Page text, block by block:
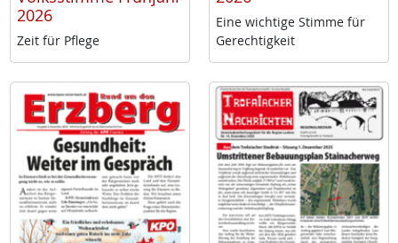
2026
Zeit für Pf­le­ge
Ei­ne wich­ti­ge Stim­me für
Ge­rech­tig­keit